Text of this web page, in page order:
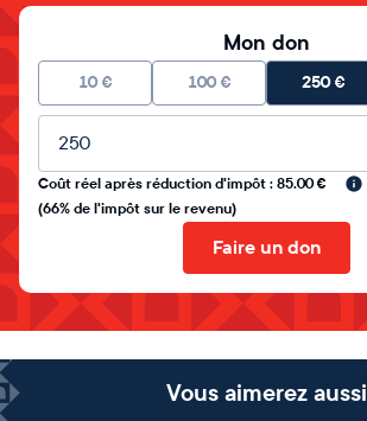
Mon don
10 € 100 € 250€
Montant libre
Coût réel après réduction d'impôt : 85.00 €
(66% de l'impôt sur le revenu)
Faire un don
Vous aimerez aussi